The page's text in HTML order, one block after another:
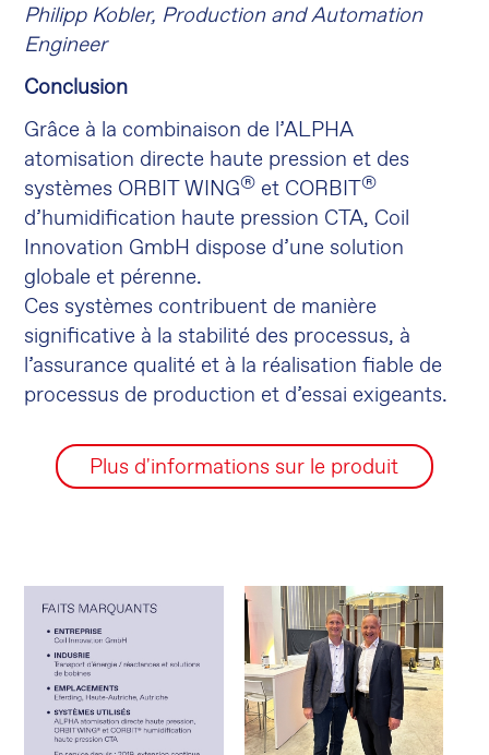
Philipp Kobler, Production and Automation
Engineer
Conclusion
Grâce à la combinaison de l’ALPHA
atomisation directe haute pression et des
systèmes ORBIT WING® et CORBIT®
d’humidification haute pression CTA, Coil
Innovation GmbH dispose d’une solution
globale et pérenne.
Ces systèmes contribuent de manière
significative à la stabilité des processus, à
l’assurance qualité et à la réalisation fiable de
processus de production et d’essai exigeants.
Plus d'informations sur le produit